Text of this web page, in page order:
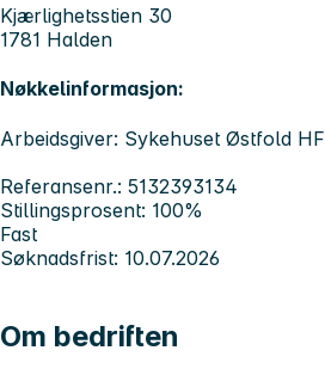
Kjærlighetsstien 30
1781 Halden
Nøkkelinformasjon:
Arbeidsgiver: Sykehuset Østfold HF
Referansenr.: 5132393134
Stillingsprosent: 100%
Fast
Søknadsfrist: 10.07.2026
Om bedriften